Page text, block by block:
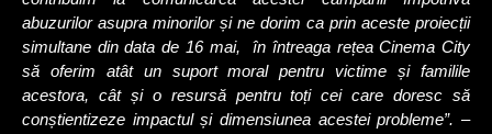
abuzurilor asupra minorilor și ne dorim ca prin aceste proiecții
simultane din data de 16 mai, în întreaga rețea Cinema City
să oferim atât un suport moral pentru victime și familile
acestora, cât și o resursă pentru toți cei care doresc să
conștientizeze impactul și dimensiunea acestei probleme”. –